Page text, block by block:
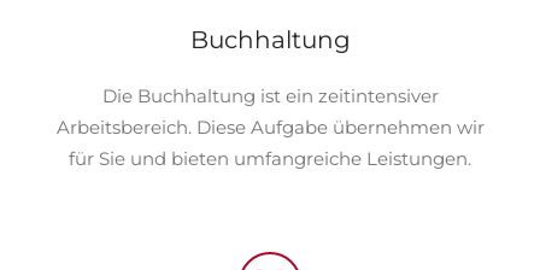
Buchhaltung
Die Buchhaltung ist ein zeitintensiver
Arbeitsbereich. Diese Aufgabe übernehmen wir
für Sie und bieten umfangreiche Leistungen.